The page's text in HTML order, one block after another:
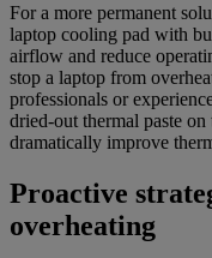
For a more permanent
laptop cooling pad with
airflow and reduce
stop a laptop from
professionals or
dried-out thermal paste
dramatically improve
Proactive
overheating